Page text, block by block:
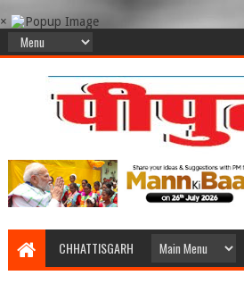
×
CHHATTISGARH